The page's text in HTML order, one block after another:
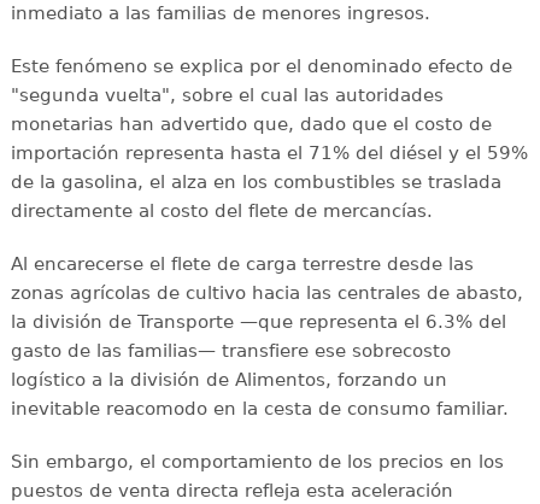
inmediato a las familias de menores ingresos.
Este fenómeno se explica por el denominado efecto de
"segunda vuelta", sobre el cual las autoridades
monetarias han advertido que, dado que el costo de
importación representa hasta el 71% del diésel y el 59%
de la gasolina, el alza en los combustibles se traslada
directamente al costo del flete de mercancías.
Al encarecerse el flete de carga terrestre desde las
zonas agrícolas de cultivo hacia las centrales de abasto,
la división de Transporte —que representa el 6.3% del
gasto de las familias— transfiere ese sobrecosto
logístico a la división de Alimentos, forzando un
inevitable reacomodo en la cesta de consumo familiar.
Sin embargo, el comportamiento de los precios en los
puestos de venta directa refleja esta aceleración